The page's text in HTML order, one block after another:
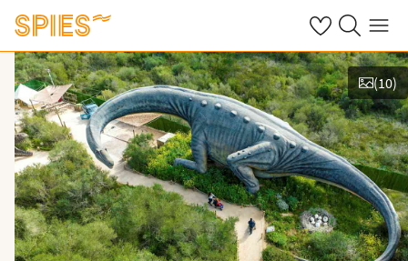
Se dine gemte
Søg påMenu
Vis film og billeder
(10)